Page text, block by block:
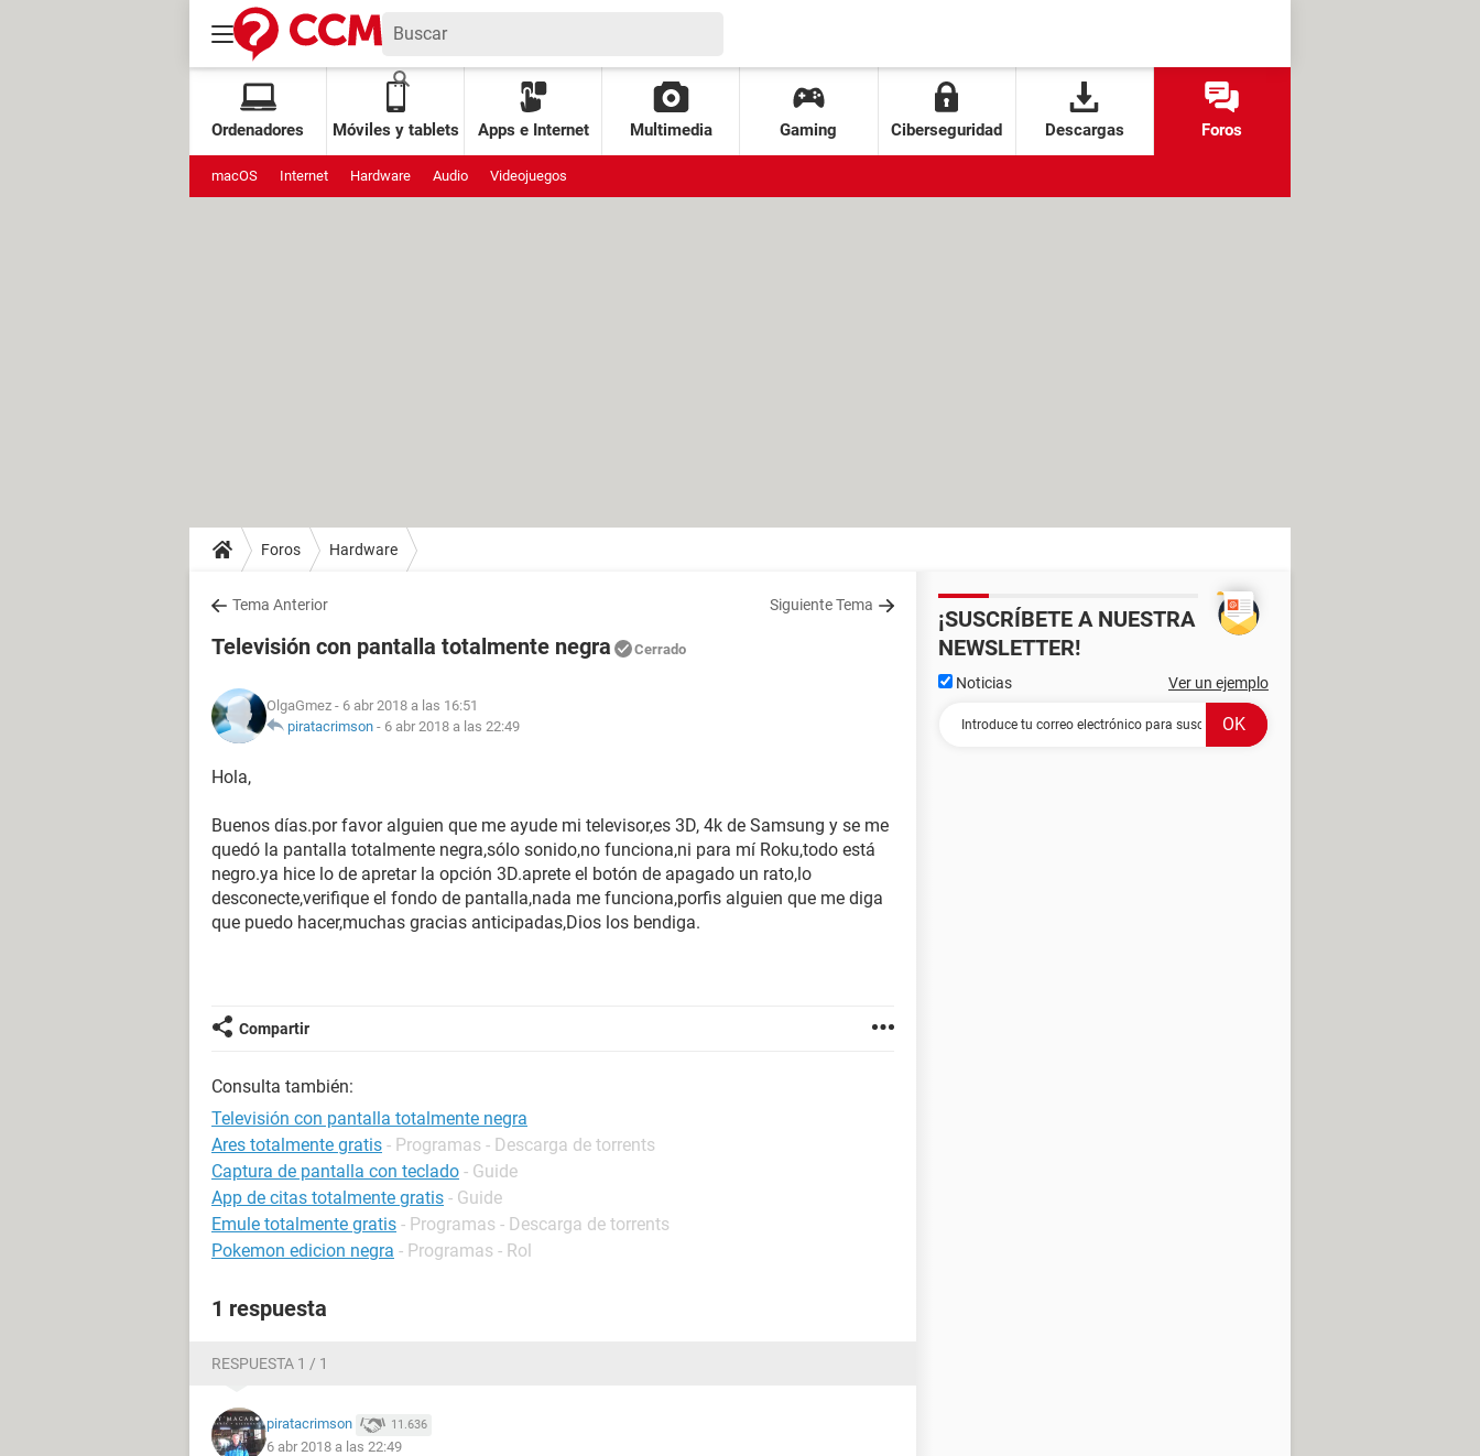
Ordenadores Móviles y tablets Apps e Internet Multimedia Gaming Ciberseguridad Descargas Foros
macOS Internet Hardware Audio Videojuegos
Foros Hardware
Tema Anterior Siguiente Tema
Televisión con pantalla totalmente negra Cerrado
OlgaGmez - 6 abr 2018 a las 16:51
piratacrimson - 6 abr 2018 a las 22:49
Hola,
Buenos días.por favor alguien que me ayude mi televisor,es 3D, 4k de Samsung y se me
quedó la pantalla totalmente negra,sólo sonido,no funciona,ni para mí Roku,todo está
negro.ya hice lo de apretar la opción 3D.aprete el botón de apagado un rato,lo
desconecte,verifique el fondo de pantalla,nada me funciona,porfis alguien que me diga
que puedo hacer,muchas gracias anticipadas,Dios los bendiga.
Compartir
Consulta también:
Televisión con pantalla totalmente negra
Ares totalmente gratis - Programas - Descarga de torrents
Captura de pantalla con teclado - Guide
App de citas totalmente gratis - Guide
Emule totalmente gratis - Programas - Descarga de torrents
Pokemon edicion negra - Programas - Rol
1 respuesta
RESPUESTA 1 / 1
piratacrimson 11.636
6 abr 2018 a las 22:49
¡SUSCRÍBETE A NUESTRA
NEWSLETTER!
Noticias Ver un ejemplo